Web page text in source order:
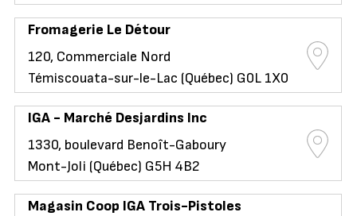
Fromagerie Le Détour
120, Commerciale Nord
Témiscouata-sur-le-Lac (Québec) G0L 1X0
IGA - Marché Desjardins Inc
1330, boulevard Benoît-Gaboury
Mont-Joli (Québec) G5H 4B2
Magasin Coop IGA Trois-Pistoles